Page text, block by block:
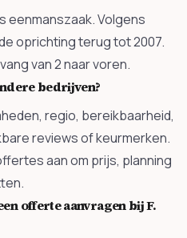
eenmanszaak. Volgens
oprichting terug tot 2007.
van 2 naar voren.
bedrijven?
regio, bereikbaarheid,
reviews of keurmerken.
aan om prijs, planning
offerte aanvragen bij F.